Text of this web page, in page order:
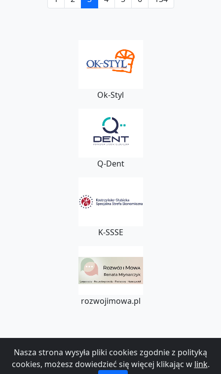
Ok-Styl
Q-Dent
K-SSSE
rozwojimowa.pl
®witnickiflesz.pl
Nasza strona wysyła pliki cookies zgodnie z polityką
cookies, możesz dowiedzieć się więcej klikając w link.